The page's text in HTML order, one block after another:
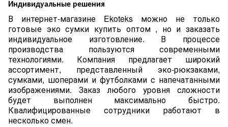
Индивидуальные решения
В интернет-магазине Ekoteks можно не только
готовые эко сумки купить оптом , но и заказать
индивидуальное изготовление. В процессе
производства пользуются современными
технологиями. Компания предлагает широкий
ассортимент, представленный эко-рюкзаками,
сумками, шоперами и футболками с напечатанными
изображениями. Заказ любого уровня сложности
будет выполнен максимально быстро.
Квалифицированные сотрудники работают в
несколько смен.